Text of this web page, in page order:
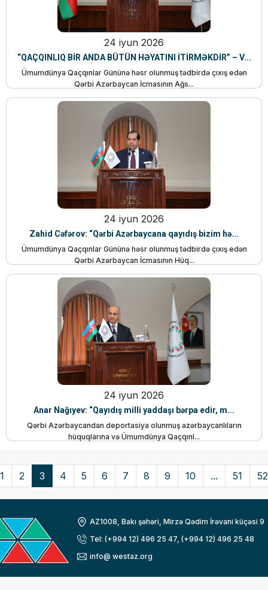
24 iyun 2026
“QAÇQINLIQ BİR ANDA BÜTÜN HƏYATINI İTİRMƏKDİR” – V...
Ümumdünya Qaçqınlar Gününə həsr olunmuş tədbirdə çıxış edən
Qərbi Azərbaycan İcmasının Ağs...
24 iyun 2026
Zahid Cəfərov: “Qərbi Azərbaycana qayıdış bizim hə...
Ümumdünya Qaçqınlar Gününə həsr olunmuş tədbirdə çıxış edən
Qərbi Azərbaycan İcmasının Hüq...
24 iyun 2026
Anar Nağıyev: “Qayıdış milli yaddaşı bərpa edir, m...
Qərbi Azərbaycandan deportasiya olunmuş azərbaycanlıların
hüquqlarına və Ümumdünya Qaçqınl...
1 2 3 4 5 6 7 8 9 10 ... 51 52
AZ1008, Bakı şəhəri, Mirzə Qədim İrəvani küçəsi 9
Tel: (+994 12) 496 25 47, (+994 12) 496 25 48
info@ westaz.org